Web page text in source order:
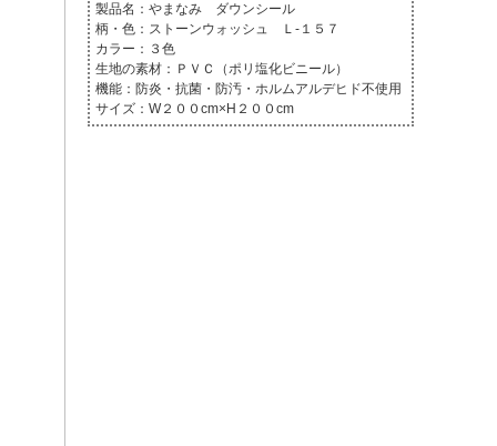
製品名：やまなみ ダウンシール
柄・色：ストーンウォッシュ Ｌ‐１５７
カラー：３色
生地の素材：ＰＶＣ（ポリ塩化ビニール）
機能：防炎・抗菌・防汚・ホルムアルデヒド不使用
サイズ：W２００cm×H２００cm